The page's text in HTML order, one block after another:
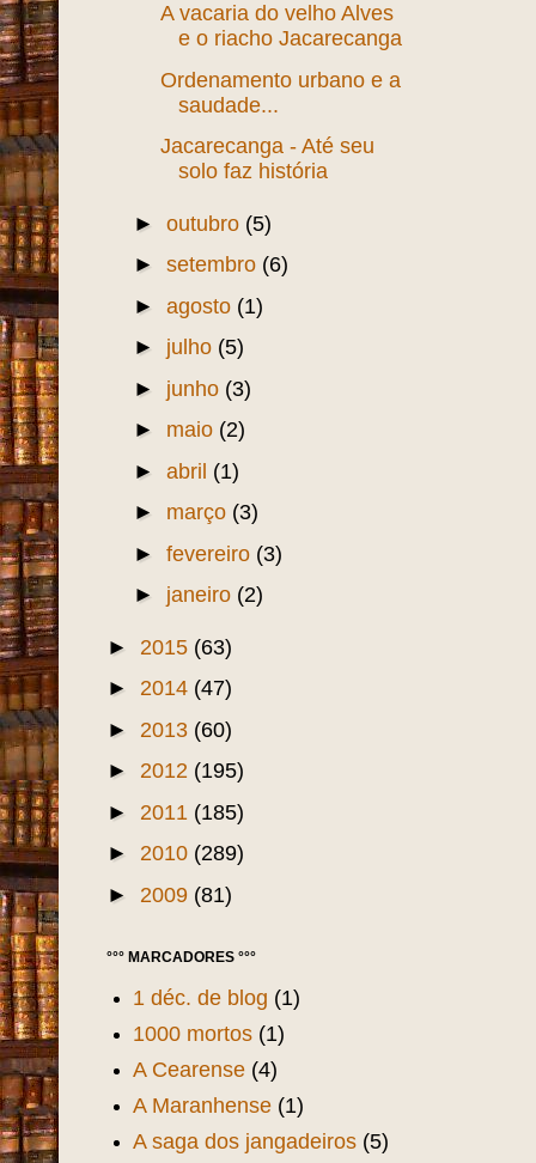
A vacaria do velho Alves
e o riacho Jacarecanga
Ordenamento urbano e a
saudade...
Jacarecanga - Até seu
solo faz história
► outubro (5)
► setembro (6)
► agosto (1)
► julho (5)
► junho (3)
► maio (2)
► abril (1)
► março (3)
► fevereiro (3)
► janeiro (2)
► 2015 (63)
► 2014 (47)
► 2013 (60)
► 2012 (195)
► 2011 (185)
► 2010 (289)
► 2009 (81)
°°° MARCADORES °°°
1 déc. de blog (1)
1000 mortos (1)
A Cearense (4)
A Maranhense (1)
A saga dos jangadeiros (5)